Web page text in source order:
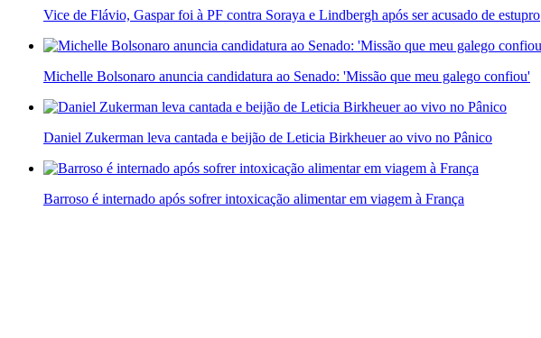
Vice de Flávio, Gaspar foi à PF contra Soraya e Lindbergh após ser acusado de estupro
Michelle Bolsonaro anuncia candidatura ao Senado: 'Missão que meu galego confiou'
Daniel Zukerman leva cantada e beijão de Leticia Birkheuer ao vivo no Pânico
Barroso é internado após sofrer intoxicação alimentar em viagem à França